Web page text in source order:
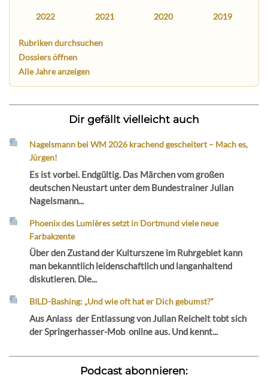
2022 2021 2020 2019
Rubriken durchsuchen
Dossiers öffnen
Alle Jahre anzeigen
Dir gefällt vielleicht auch
Nagelsmann bei WM 2026 krachend gescheitert – Mach es,
Jürgen!
Es ist vorbei. Endgültig. Das Märchen vom großen
deutschen Neustart unter dem Bundestrainer Julian
Nagelsmann...
Phoenix des Lumières setzt in Dortmund viele neue
Farbakzente
Über den Zustand der Kulturszene im Ruhrgebiet kann
man bekanntlich leidenschaftlich und langanhaltend
diskutieren. Die...
BILD-Bashing: „Und wie oft hat er Dich gebumst?“
Aus Anlass der Entlassung von Julian Reichelt tobt sich
der Springerhasser-Mob online aus. Und kennt...
Podcast abonnieren: